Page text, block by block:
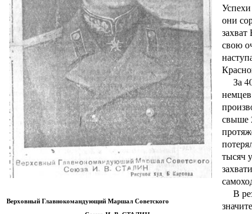
Верховный ГлавнокомандующийМаршал Советского
они
свою
За
свыше
тысяч
В